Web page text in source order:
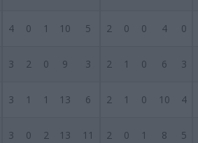
4 0 1 10 5 2 0 0 4 0
3 2 0 9 3 2 1 0 6 3
3 1 1 13 6 2 1 0 10 4
3 0 2 13 11 2 0 1 8 5